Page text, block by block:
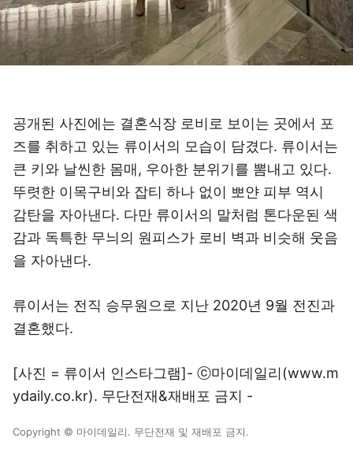
공개된 사진에는 결혼식장 로비로 보이는 곳에서 포
즈를 취하고 있는 류이서의 모습이 담겼다. 류이서는
큰 키와 날씬한 몸매, 우아한 분위기를 뽐내고 있다.
뚜렷한 이목구비와 잡티 하나 없이 뽀얀 피부 역시
감탄을 자아낸다. 다만 류이서의 말처럼 톤다운된 색
감과 독특한 무늬의 원피스가 로비 벽과 비슷해 웃음
을 자아낸다.
류이서는 전직 승무원으로 지난 2020년 9월 전진과
결혼했다.
[사진 = 류이서 인스타그램]- ⓒ마이데일리(www.m
ydaily.co.kr). 무단전재&재배포 금지 -
Copyright © 마이데일리. 무단전재 및 재배포 금지.